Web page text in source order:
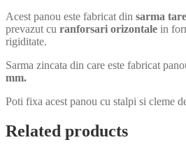
Acest panou este fabricat din sarma
prevazut cu ranforsari orizontale in
rigiditate.
Sarma zincata din care este fabricat
mm.
Poti fixa acest panou cu stalpi si cleme
Related products